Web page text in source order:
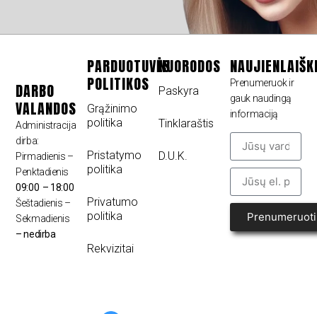
DARBO
VALANDOS
Administracija
dirba:
Pirmadienis –
Penktadienis
09:00 – 18:00
Šeštadienis –
Sekmadienis
– nedirba
PARDUOTUVĖS
POLITIKOS
Grąžinimo
politika
Pristatymo
politika
Privatumo
politika
Rekvizitai
NUORODOS
Paskyra
Tinklaraštis
D.U.K.
Prenumeruok ir
gauk naudingą
informaciją
Prenumeruoti